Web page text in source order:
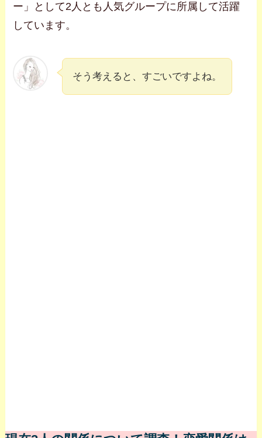
ー」として2人とも人気グループに所属して活躍
しています。
そう考えると、すごいですよね。